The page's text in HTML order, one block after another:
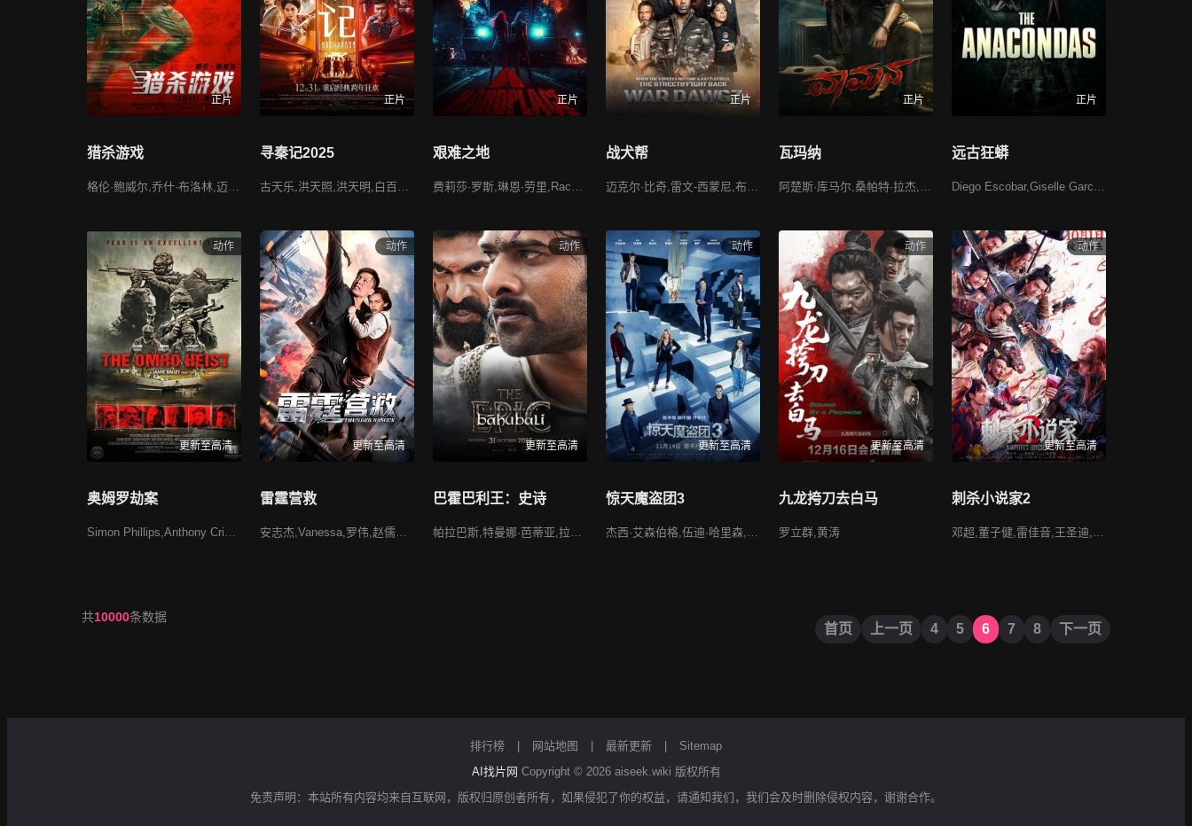
正片
猎杀游戏
格伦·鲍威尔,乔什·布洛林,迈克尔·塞拉,科尔曼·多明戈,凯蒂·M·奥布莱恩,李·佩斯,威廉·H·梅西,西恩·海耶斯,大卫·札亚斯,杰米·劳森,艾米莉亚·琼斯,卡尔·格洛斯曼,丹尼尔·埃兹拉,李·查尔斯,桑德拉·迪金森,乔治·卡罗尔,索菲·西蒙特,奥妮克·阿德莉,乔伊·安沙,布兰登·伯克
正片
寻秦记2025
古天乐,洪天照,洪天明,白百何,宣萱,张继聪,陈国邦,吴樾,朱鉴然,徐浩昌,林峯,廖启智,苗侨伟,高战,郭羡妮,欧瑞伟,黄文标,廖子妤,颜子菲,何果轩,徐伟栋,蔡一智,郑雪儿,滕丽名,邓一君,洪洋,陈浚霆,伍咏诗,杨宇腾,陶枳樽
正片
艰难之地
费莉莎·罗斯,琳恩·劳里,Rachel Amanda Bryant,凯文·卡利伯,Ashley Undercuffler,Jennifer Michelle Stone II
正片
战犬帮
迈克尔·比奇,雷文-西蒙尼,布兰登·昆恩·亚当斯,卡丹·哈迪森,昆东·亚伦,凯文·格雷维奥斯,劳伦斯·希尔顿-雅各布斯,沃尔特·琼斯,高顿·布鲁克斯,拉里·B·斯科特,吉尔·玛丽·琼斯,卡尔·安东尼·佩恩二世,乔赛亚·D·李,Jhoné Lucas,Moriah Brown,Jermaine Alverez Martin,玛雅·福特,肖恩·里格斯
正片
瓦玛纳
阿楚斯·库马尔,桑帕特·拉杰,Adithya Menon
正片
远古狂蟒
Diego Escobar,Giselle Garci,Hannah Hueston,Jordan Iverach,菲利浦·卡纳,多米尼克·基汀,Maureen Kedes
动作
更新至高清
奥姆罗劫案
Simon Phillips,Anthony Crivello
动作
更新至高清
雷霆营救
安志杰,Vanessa,罗伟,赵儒嫣,Alleyn,柯恬柔,Hamid,高明燊
动作
更新至高清
巴霍巴利王：史诗
帕拉巴斯,特曼娜·芭蒂亚,拉纳·达格巴提,萨嘉拉吉,纳赛尔,安努舒卡·谢蒂,拉姆亚·克里希南,萨伯拉杰,苏迪普,阿迪维·赛什
动作
更新至高清
惊天魔盗团3
杰西·艾森伯格,伍迪·哈里森,戴夫·弗兰科,艾拉·菲舍尔,贾斯蒂斯·史密斯,多米尼克·塞萨,阿丽亚娜·格林布拉特,裴淳华,摩根·弗里曼,马克·鲁法洛,丹尼尔·雷德克里夫,尼克·威特曼
动作
更新至高清
九龙挎刀去白马
罗立群,黄涛
动作
更新至高清
刺杀小说家2
邓超,董子健,雷佳音,王圣迪,丁程鑫,王彦霖,邓飞,张震,辛芷蕾,郭京飞,常远
共10000条数据
首页 上一页 4 5 6 7 8 下一页
排行榜 网站地图 最新更新
Sitemap
AI找片网 Copyright © 2026 aiseek.wiki 版权所有
免责声明：本站所有内容均来自互联网，版权归原创者所有，如果侵犯了你的权益，请通知我们，我们会及时删除侵权内容，谢谢合作。